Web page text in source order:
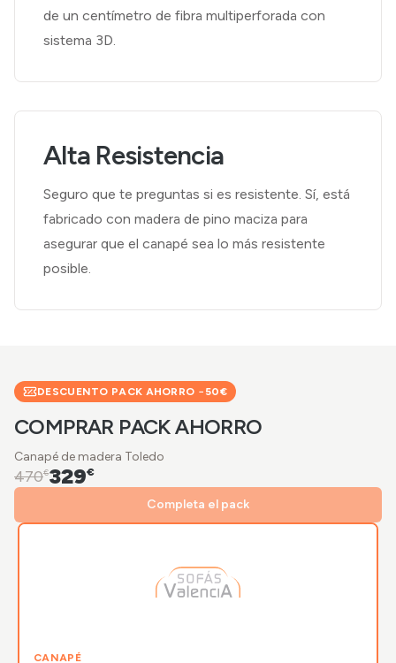
de un centímetro de fibra multiperforada con
sistema 3D.
Alta Resistencia
Seguro que te preguntas si es resistente. Sí, está
fabricado con madera de pino maciza para
asegurar que el canapé sea lo más resistente
posible.
DESCUENTO PACK AHORRO − 50€
COMPRAR PACK AHORRO
Canapé de madera Toledo
470€329€
Completa el pack
CANAPÉ